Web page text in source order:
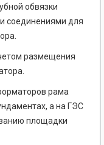
обвязки
соединениями для
размещения
рама
а на ГЭС
площадки